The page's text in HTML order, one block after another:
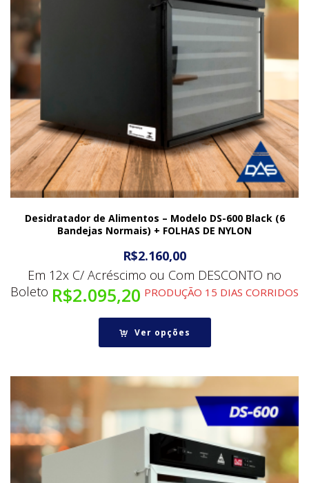
Desidratador de Alimentos – Modelo DS-600 Black (6
Bandejas Normais) + FOLHAS DE NYLON
R$2.160,00
Em 12x C/ Acréscimo ou Com DESCONTO no
Boleto R$2.095,20 PRODUÇÃO 15 DIAS CORRIDOS
Ver opções